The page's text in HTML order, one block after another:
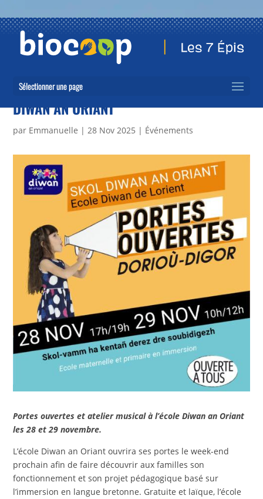
Sélectionner une page
DIWAN AN ORIANT
par Emmanuelle |28 Nov 2025 | Événements
Portes ouvertes et atelier musical à l’école Diwan an Oriant
les 28 et 29 novembre.
L’école Diwan an Oriant ouvrira ses portes le week-end
prochain afin de faire découvrir aux familles son
fonctionnement et son projet pédagogique basé sur
l’immersion en langue bretonne. Gratuite et laïque, l’école